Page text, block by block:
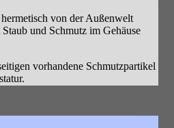
von der Außenwelt
und Schmutz im Gehäuse
vorhandene Schmutzpartikel